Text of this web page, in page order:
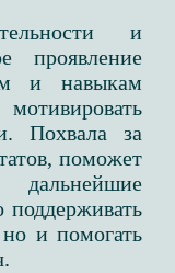
и
проявление
и навыкам
Похвала за
поможет
и помогать